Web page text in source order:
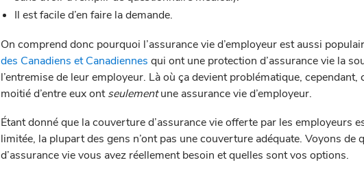
Il est facile d’en faire la demande.
On comprend donc pourquoi l’assurance vie d’employeur est aussi
des Canadiens et Canadiennes qui ont une protection d’assurance vie la
l’entremise de leur employeur. Là où ça devient problématique, cependant,
moitié d’entre eux ontseulementune assurance vie d’employeur.
Étant donné que la couverture d’assurance vie offerte par les employeurs
limitée, la plupart des gens n’ont pas une couverture adéquate. Voyons de
d’assurance vie vous avez réellement besoin et quelles sont vos options.